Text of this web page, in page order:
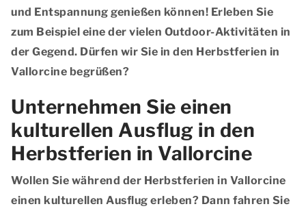
und Entspannung genießen können! Erleben Sie
zum Beispiel eine der vielen Outdoor-Aktivitäten in
der Gegend. Dürfen wir Sie in den Herbstferien in
Vallorcine begrüßen?
Unternehmen Sie einen
kulturellen Ausflug in den
Herbstferien in Vallorcine
Wollen Sie während der Herbstferien in Vallorcine
einen kulturellen Ausflug erleben? Dann fahren Sie